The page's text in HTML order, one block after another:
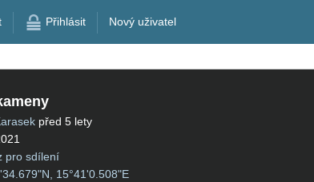
Přihlásit Nový uživatel
před 5 lety
pro sdílení
15°41'0.508"E